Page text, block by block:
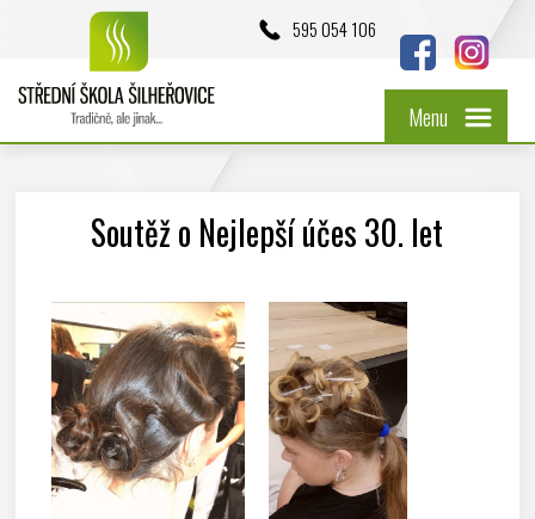
595 054 106
Menu
Soutěž o Nejlepší účes 30. let